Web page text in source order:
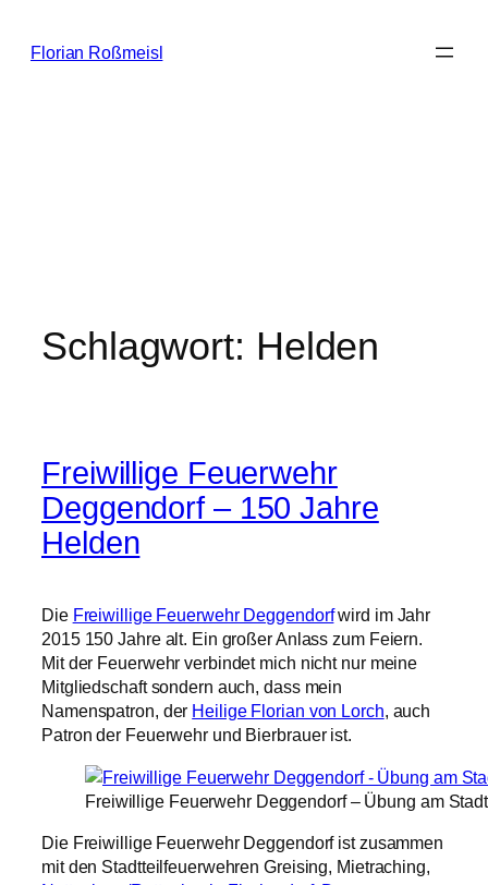
Inhalt
Florian Roßmeisl
Schlagwort: Helden
Freiwillige Feuerwehr
Deggendorf – 150 Jahre
Helden
Die Freiwillige Feuerwehr Deggendorfwird im Jahr
2015 150 Jahre alt. Ein großer Anlass zum Feiern.
Mit der Feuerwehr verbindet mich nicht nur meine
Mitgliedschaft sondern auch, dass mein
Namenspatron, der Heilige Florian von Lorch, auch
Patron der Feuerwehr und Bierbrauer ist.
Freiwillige Feuerwehr Deggendorf – Übung am
Die Freiwillige Feuerwehr Deggendorf ist zusammen
mit den Stadtteilfeuerwehren Greising, Mietraching,